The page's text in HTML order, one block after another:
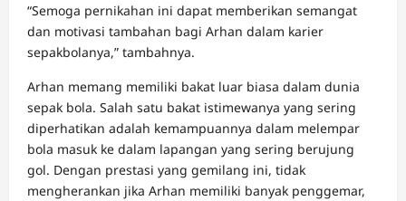
“Semoga pernikahan ini dapat memberikan semangat
dan motivasi tambahan bagi Arhan dalam karier
sepakbolanya,” tambahnya.
Arhan memang memiliki bakat luar biasa dalam dunia
sepak bola. Salah satu bakat istimewanya yang sering
diperhatikan adalah kemampuannya dalam melempar
bola masuk ke dalam lapangan yang sering berujung
gol. Dengan prestasi yang gemilang ini, tidak
mengherankan jika Arhan memiliki banyak penggemar,